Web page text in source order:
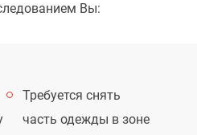
Вы:
Требуется снять
часть одежды в зоне